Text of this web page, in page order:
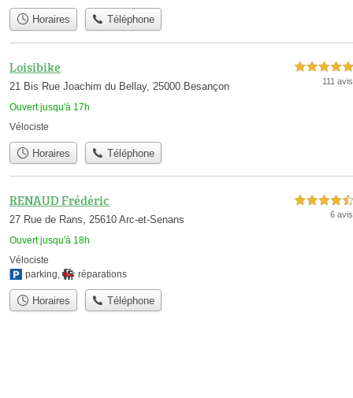
Horaires Téléphone
Loisibike
21 Bis Rue Joachim du Bellay, 25000 Besançon
Ouvert jusqu'à 17h
5,0 étoiles sur 5
111 avis
Vélociste
Horaires Téléphone
RENAUD Frédéric
27 Rue de Rans, 25610 Arc-et-Senans
Ouvert jusqu'à 18h
4,5 étoiles sur 5
6 avis
Vélociste
parking, réparations
Horaires Téléphone